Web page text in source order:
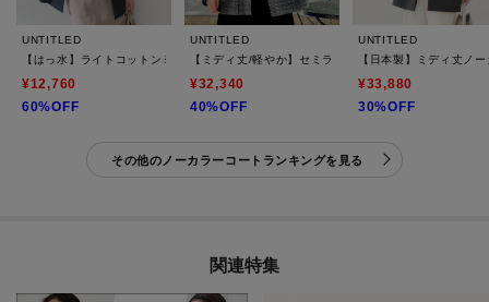
UNTITLED
【はっ水】ライトコットンミリタリーコート
¥12,760
60%OFF
UNTITLED
【ミディ丈/軽やか】セミラグランリバー コート
¥32,340
40%OFF
UNTITLED
【日本製】ミディ丈ノ
¥33,880
30%OFF
その他のノーカラーコートランキングを見る
関連特集